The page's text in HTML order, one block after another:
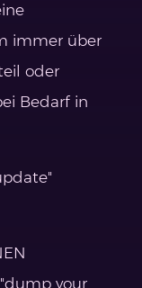
immer über
oder
Bedarf in
your